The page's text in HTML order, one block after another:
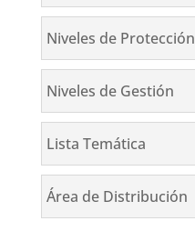
Niveles de Protección
Niveles de Gestión
Lista Temática
Área de Distribución